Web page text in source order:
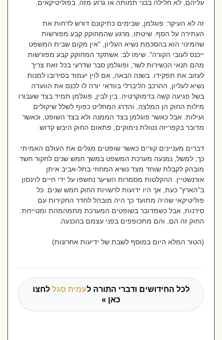
עליהם, לא חלילה בבני תמותה או גרוע מזה, בפוליטיקאים.
זה לא העיקר: פוגלמן, שבימים כתיקונם דורש לדחות את
העתירה על הסף. שיטתו, מרגע שהמחוקק קבע מפורשות
שהמינוי הוא בהסכמת נשיא העליון, "אין מקום שבית המשפט
ייכנס לעובי הקורה". שימו לב: אשתקד המחוקק קבע מפורשות
מהם תנאי הכשירות לשר, ופוגלמן סבר שדרעי בכל זאת צריך
לעזוב את תפקידו. בשנה הבאה, אם לוין יעמוד בסירובו למנות
נשיא לעליון, ההרכב הליברלי בוודאי יורה לו לכנס את הוועדה
בשל פגיעה קשה בדמוקרטיה. בין לבין, פוגלמן תמיד בצד שעבורו
מילות החוק הן המלצה, והדרג המחליט כפוף לשלל שיקולים
ועילות. אבל כאשר פוגלמן בצד הממנה ולא בצד השופט, וכאשר
מדובר בקפריזה נטולת נימוקים, פתאום החוק היבש קדוש.
דברים מעניינים קורים כאשר שופטים מגלים את העולם האמיתי.
כך, למשל, נמנעה מערכת המשפט במשך חמש שנים לחקור חשד
מובהק לקבלת שוחד מצד נשיא המחוזי בתל-אביב איתן
אורנשטיין. ההקלטות מסמרות השיער נחשפו על ידי חיים לוינסון
ב"הארץ" כעת, אך היו ידועות לרשויות החוק חמש שנים. כל
פוליטיקאי שהיה מתועד כך היה מובהל לחדר החקירות עם
סירנות, אבל כשמדובר בשופטים המערכת מתמהמהת ומטייחת.
החוק זה הם, והם מתכופפים בפני עצמם בהכנעה.
(הטור המלא היום במוסף לשבת של ידיעות אחרונות)
לכל החידושים ודברי התורה לעמית סגללחצו
כאן »